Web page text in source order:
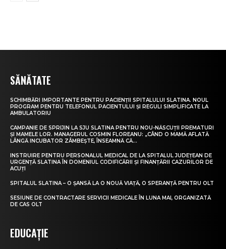
SĂNĂTATE
SCHIMBĂRI IMPORTANTE PENTRU PACIENȚII SPITALULUI SLATINA. NOUL
PROGRAM PENTRU TELEFONUL PACIENTULUI ȘI REGULI SIMPLIFICATE LA
AMBULATORIU
CAMPANIE DE SPRIJIN LA SJU SLATINA PENTRU NOU-NĂSCUȚII PREMATURI
ȘI MAMELE LOR. MANAGERUL COSMIN FLOREANU: „CÂND O MAMĂ AFLATĂ
LÂNGĂ INCUBATOR ZÂMBEȘTE, ÎNSEAMNĂ CĂ...
INSTRUIRE PENTRU PERSONALUL MEDICAL DE LA SPITALUL JUDEȚEAN DE
URGENȚĂ SLATINA ÎN DOMENIUL CODIFICĂRII ȘI FINANȚĂRII CAZURILOR DE
ACUȚI
SPITALUL SLATINA – O ȘANSĂ LA O NOUĂ VIAȚĂ, O SPERANȚĂ PENTRU OLT
SESIUNE DE CONTRACTARE SERVICII MEDICALE ÎN LUNA MAI, ORGANIZATĂ
DE CAS OLT
EDUCAȚIE